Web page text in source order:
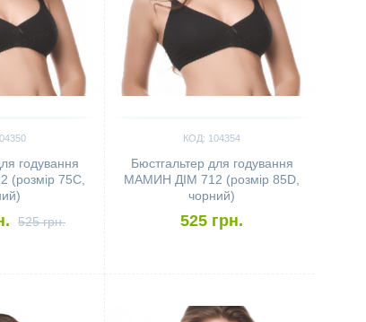
годування
75C,
525 грн.
КОД: 104354
Бюстгальтер для годування
МАМИН ДІМ 712 (розмір 85D,
чорний)
525 грн.